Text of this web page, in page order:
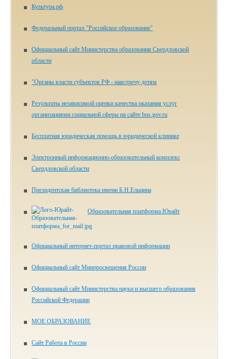
Культура.рф
Федеральный портал "Российское образование"
Официальный сайт Министерства образования Свердловской
области
"Органы власти субъектов РФ - навстречу детям
Результаты независимой оценки качества оказания услуг
организациями социальной сферы на сайте bus.gov.ru
Бесплатная юридическая помощь в юридической клинике
Электронный информационно-образовательный комплекс
Свердловской области
Президентская библиотека имени Б.Н.Ельцина
Образовательная платформа Юрайт
Официальный интернет-портал правовой информации
Официальный сайт Минпросвещения России
Официальный сайт Министерства науки и высшего образования
Российской Федерации
МОЕ ОБРАЗОВАНИЕ
Сайт Работа в России